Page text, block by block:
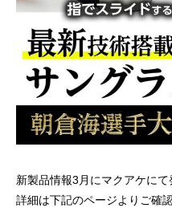
新製品情報3月にマクアケにて
詳細は下記のページよりご確